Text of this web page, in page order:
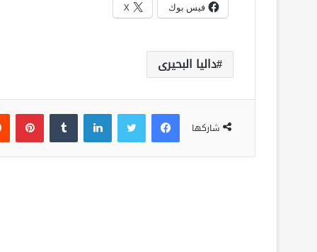
فيس بوك X
داليا البحيرى
شاركها
فيسبوك لينكدإن بينتيريست